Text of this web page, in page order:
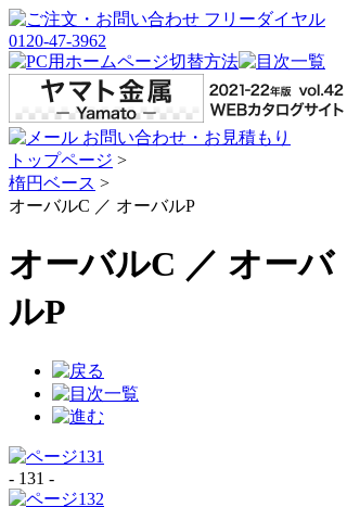
トップページ >
楕円ベース >
オーバルC ／ オーバルP
オーバルC ／ オーバ
ルP
- 131 -